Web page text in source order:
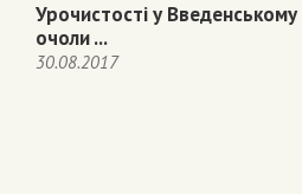
Урочистості у Введенському
очоли ...
30.08.2017